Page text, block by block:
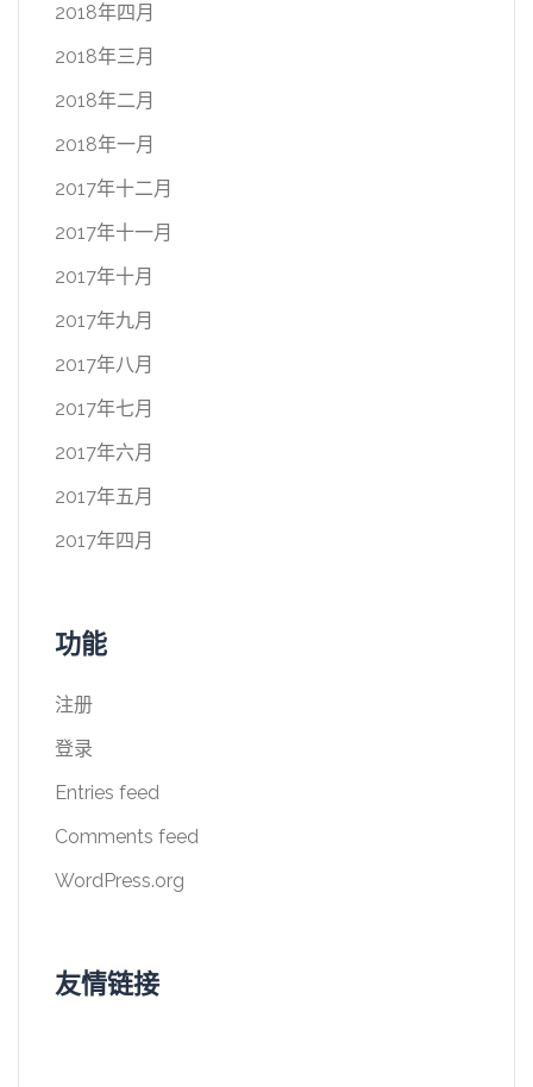
2018年四月
2018年三月
2018年二月
2018年一月
2017年十二月
2017年十一月
2017年十月
2017年九月
2017年八月
2017年七月
2017年六月
2017年五月
2017年四月
功能
注册
登录
Entries feed
Comments feed
WordPress.org
友情链接